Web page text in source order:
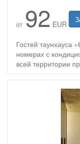
от 92 EUR
Гостей таунхауса
номерах с
всей территории